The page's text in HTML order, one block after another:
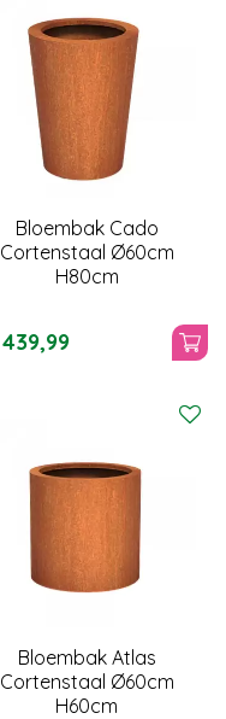
Bloembak Cado
Cortenstaal Ø60cm
H80cm
439,99
Bloembak Atlas
Cortenstaal Ø60cm
H60cm